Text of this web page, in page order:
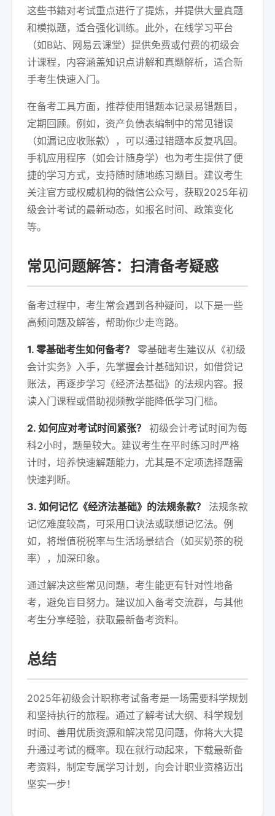
这些书籍对考试重点进行了提炼，并提供大量真题
和模拟题，适合强化训练。此外，在线学习平台
（如B站、网易云课堂）提供免费或付费的初级会
计课程，内容涵盖知识点讲解和真题解析，适合新
手考生快速入门。
在备考工具方面，推荐使用错题本记录易错题目，
定期回顾。例如，资产负债表编制中的常见错误
（如漏记应收账款），可以通过错题本反复巩固。
手机应用程序（如会计随身学）也为考生提供了便
捷的学习方式，支持随时随地练习题目。建议考生
关注官方或权威机构的微信公众号，获取2025年初
级会计考试的最新动态，如报名时间、政策变化
等。
常见问题解答：扫清备考疑惑
备考过程中，考生常会遇到各种疑问，以下是一些
高频问题及解答，帮助你少走弯路。
1. 零基础考生如何备考？
零基础考生建议从《初级
会计实务》入手，先掌握会计基础知识，如借贷记
账法，再逐步学习《经济法基础》的法规内容。报
读入门课程或借助视频教学能降低学习门槛。
2. 如何应对考试时间紧张？
初级会计考试时间为每
科2小时，题量较大。建议考生在平时练习时严格
计时，培养快速解题能力，尤其是不定项选择题需
快速判断。
3. 如何记忆《经济法基础》的法规条款？
法规条款
记忆难度较高，可采用口诀法或联想记忆法。例
如，将增值税税率与生活场景结合（如买奶茶的税
率），加深印象。
通过解决这些常见问题，考生能更有针对性地备
考，避免盲目努力。建议加入备考交流群，与其他
考生分享经验，获取最新备考资料。
总结
2025年初级会计职称考试备考是一场需要科学规划
和坚持执行的旅程。通过了解考试大纲、科学规划
时间、善用优质资源和解决常见问题，你将大大提
升通过考试的概率。现在就行动起来，下载最新备
考资料，制定专属学习计划，向会计职业资格迈出
坚实一步！